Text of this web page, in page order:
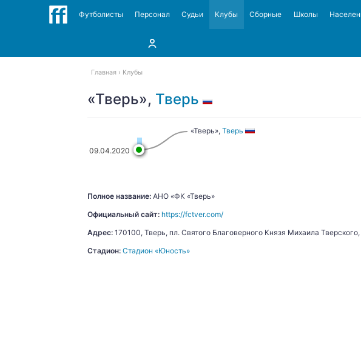
Футболисты Персонал Судьи Клубы Сборные Школы
Главная Клубы
«Тверь», Тверь
09.04.2020
«Тверь», Тверь
Полное название: АНО «ФК «Тверь»
Официальный сайт: https://fctver.com/
Адрес: 170100, Тверь, пл. Святого Благоверного Князя Михаила Тверского,
Стадион: Стадион «Юность»